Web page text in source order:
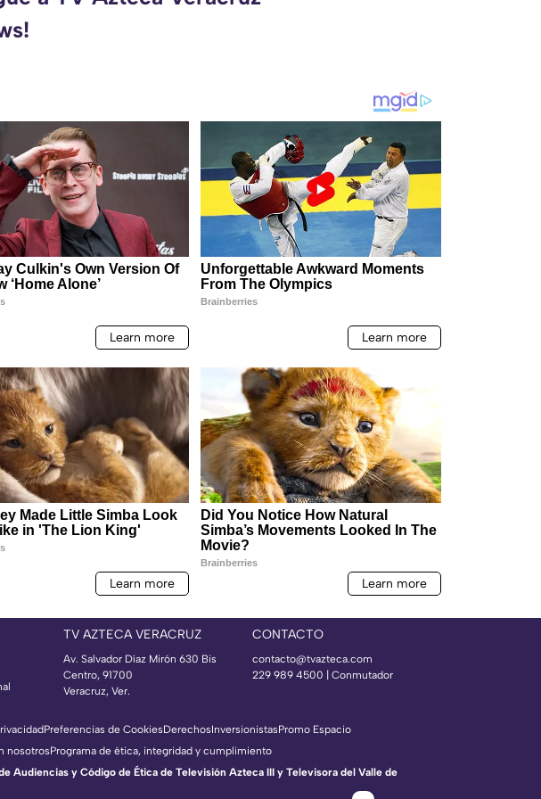
TV AZTECA VERACRUZ
Av. Salvador Díaz Mirón 630 Bis
Centro, 91700
Veracruz, Ver.
CONTACTO
contacto@tvazteca.com
229 989 4500 | Conmutador
Preferencias de CookiesDerechosInversionistasPromo Espacio
nosotrosPrograma de ética, integridad y cumplimiento
Audiencias y Código de Ética de Televisión Azteca III y Televisora del Valle de